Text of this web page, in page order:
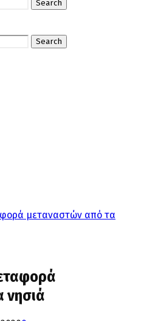
Search
Search
μεταναστών από τα
νησιά